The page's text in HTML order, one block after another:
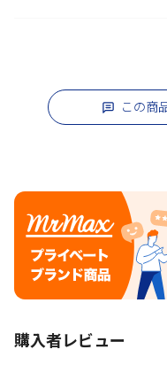
この商
購入者レビュー